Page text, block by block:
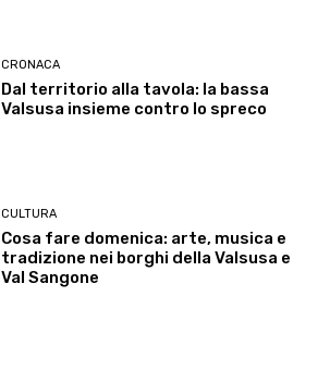
CRONACA
Dal territorio alla tavola: la bassa
Valsusa insieme contro lo spreco
CULTURA
Cosa fare domenica: arte, musica e
tradizione nei borghi della Valsusa e
Val Sangone